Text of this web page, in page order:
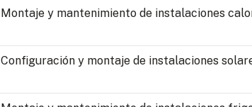
Montaje y mantenimiento de instalaciones
Configuración y montaje de instalaciones